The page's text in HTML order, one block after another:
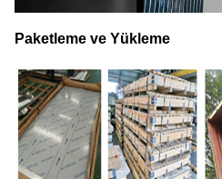
Paketleme ve Yükleme